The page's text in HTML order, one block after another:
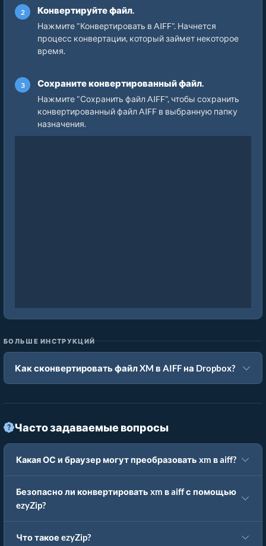
Конвертируйте файл.
Нажмите "Конвертировать в AIFF". Начнется
процесс конвертации, который займет некоторое
время.
Сохраните конвертированный файл.
Нажмите "Сохранить файл AIFF", чтобы сохранить
конвертированный файл AIFF в выбранную папку
назначения.
БОЛЬШЕ ИНСТРУКЦИЙ
Как сконвертировать файл XM в AIFF на Dropbox?
Часто задаваемые вопросы
Какая ОС и браузер могут преобразовать xm в aiff?
Безопасно ли конвертировать xm в aiff с помощью
ezyZip?
Что такое ezyZip?